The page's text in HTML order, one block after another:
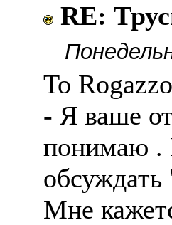
RE:
To
- Я ваше
понимаю .
Мне